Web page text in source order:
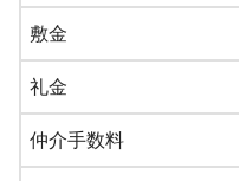
敷金
礼金
仲介手数料